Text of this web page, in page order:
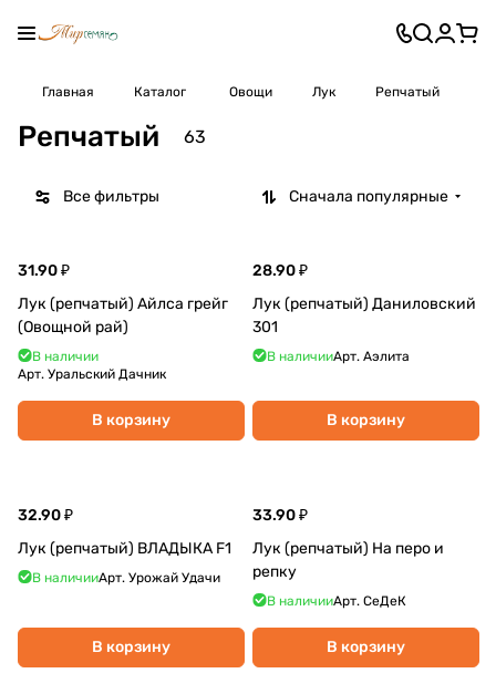
Главная Каталог Овощи Лук Репчатый
Репчатый 63
Все фильтры Сначала популярные
31.90 ₽
Лук (репчатый) Айлса грейг
(Овощной рай)
В наличии
Арт. Уральский Дачник
В корзину
28.90 ₽
Лук (репчатый) Даниловский
301
В наличииАрт. Аэлита
В корзину
32.90 ₽
Лук (репчатый) ВЛАДЫКА F1
В наличииАрт. Урожай Удачи
В корзину
33.90 ₽
Лук (репчатый) На перо и
репку
В наличииАрт. СеДеК
В корзину